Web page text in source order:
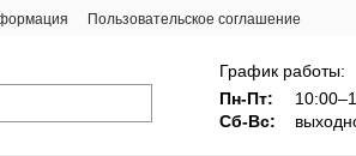
Пользовательское соглашение
График работы:
Пн-Пт:
Сб-Вс: